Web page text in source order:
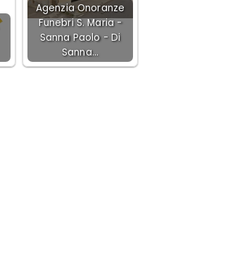
Agenzia Onoranze
Funebri S. Maria -
Sanna Paolo - Di
Sanna…